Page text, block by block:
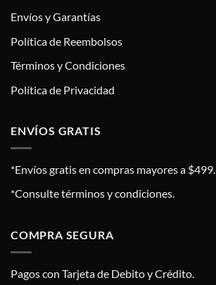
Envíos y Garantías
Política de Reembolsos
Términos y Condiciones
Política de Privacidad
ENVÍOS GRATIS
*Envíos gratis en compras mayores a $499.
*Consulte términos y condiciones.
COMPRA SEGURA
Pagos con Tarjeta de Debito y Crédito.